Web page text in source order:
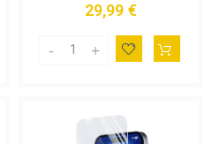
29,99 €